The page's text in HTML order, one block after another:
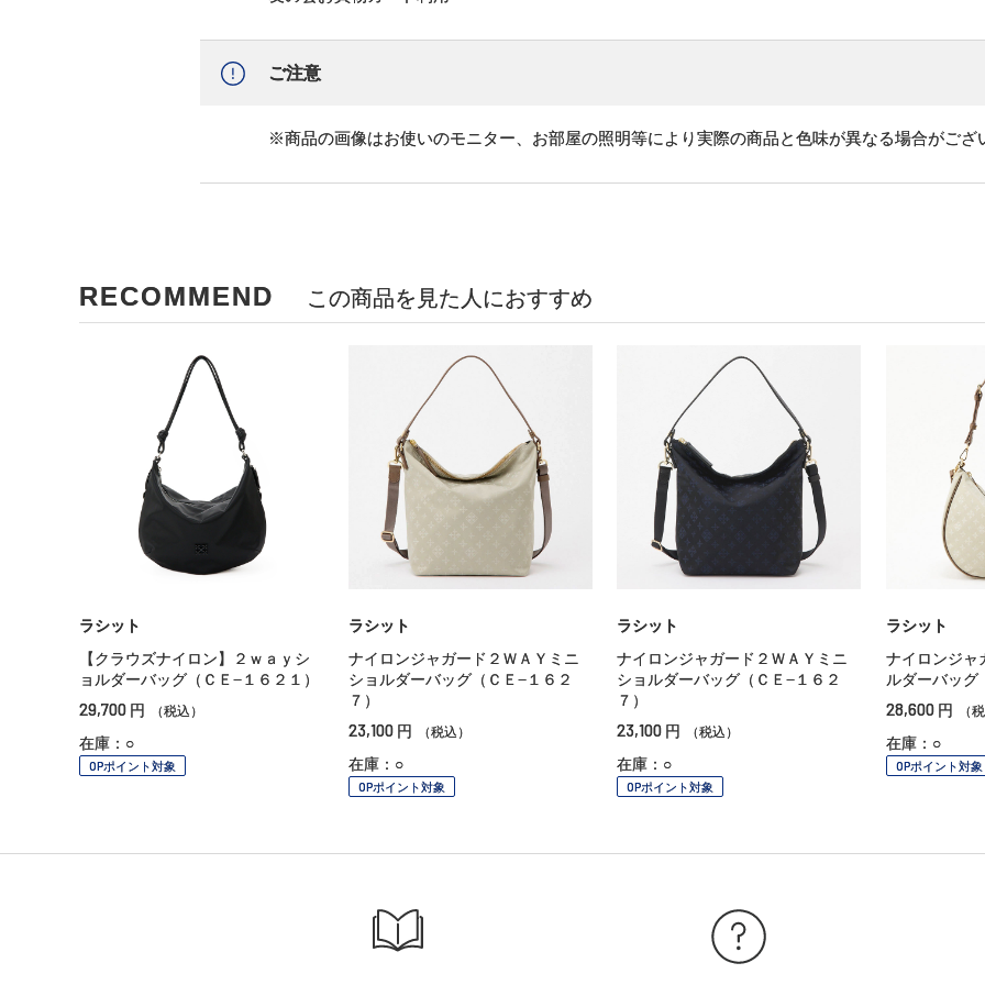
ご注意
※商品の画像はお使いのモニター、お部屋の照明等により実際の商品と色味が異なる場合がござ
RECOMMEND この商品を見た人におすすめ
ラシット
【クラウズナイロン】２ｗａｙシ
ョルダーバッグ（ＣＥ−１６２１）
29,700 円 （税込）
在庫：○
OPポイント対象
ラシット
ナイロンジャガード２ＷＡＹミニ
ショルダーバッグ（ＣＥ−１６２
７）
23,100 円 （税込）
在庫：○
OPポイント対象
ラシット
ナイロンジャガード２ＷＡＹミニ
ショルダーバッグ（ＣＥ−１６２
７）
23,100 円 （税込）
在庫：○
OPポイント対象
ラシット
ナイロンジャ
ルダーバッグ
28,600 円 （
在庫：○
OPポイント対象